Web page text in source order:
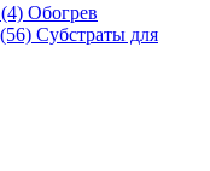
(4) Обогрев
(56) Субстраты для